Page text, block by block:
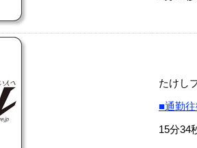
たけし
■通勤
15分34